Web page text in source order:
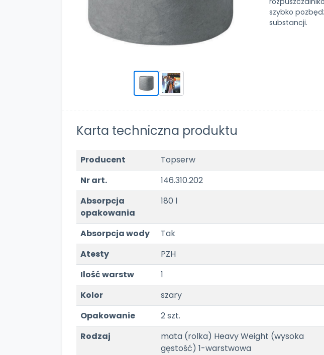
szybko
substancji.
Karta techniczna produktu
Producent
Topserw
Nr art.
146.310.202
Absorpcja
opakowania
180 l
Absorpcja wody
Tak
Atesty
PZH
Ilość warstw
1
Kolor
szary
Opakowanie
2 szt.
Rodzaj
mata (rolka) Heavy Weight (wysoka
gęstość) 1-warstwowa